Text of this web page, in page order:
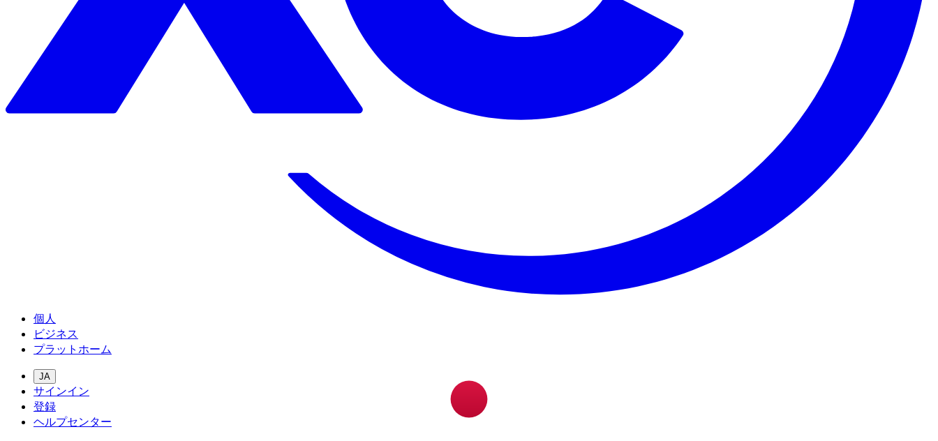
個人
ビジネス
プラットホーム
JA
サインイン
登録
ヘルプセンター